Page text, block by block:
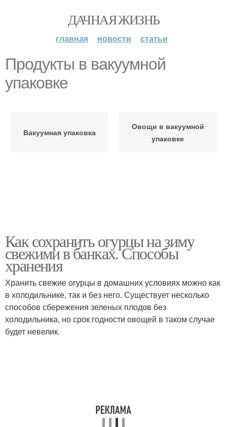
ДАЧНАЯ ЖИЗНЬ
главная новости статьи
Продукты в вакуумной
упаковке
Вакуумная упаковка
Овощи в вакуумной
упаковке
Как сохранить огурцы на зиму
свежими в банках. Способы
хранения
Хранить свежие огурцы в домашних условиях можно как
в холодильнике, так и без него. Существует несколько
способов сбережения зеленых плодов без
холодильника, но срок годности овощей в таком случае
будет невелик.